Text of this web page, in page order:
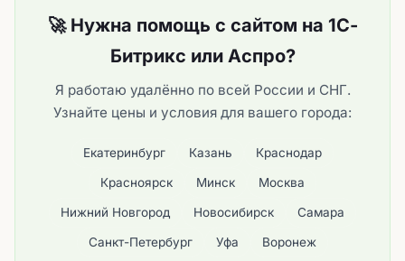
🚀 Нужна помощь с сайтом на 1С-
Битрикс или Аспро?
Я работаю удалённо по всей России и СНГ.
Узнайте цены и условия для вашего города:
Екатеринбург Казань Краснодар
Красноярск Минск Москва
Нижний Новгород Новосибирск Самара
Санкт-Петербург Уфа Воронеж